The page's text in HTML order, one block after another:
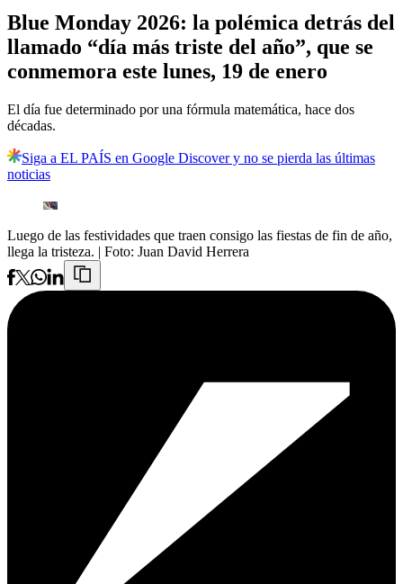
Blue Monday 2026: la polémica detrás del
llamado “día más triste del año”, que se
conmemora este lunes, 19 de enero
El día fue determinado por una fórmula matemática, hace dos
décadas.
Siga a EL PAÍS en Google Discover y no se pierda las últimas
noticias
Luego de las festividades que traen consigo las fiestas de fin de año,
llega la tristeza. | Foto: Juan David Herrera